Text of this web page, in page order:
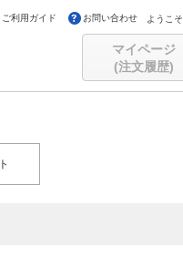
ご利用ガイド お問い合わせ ようこそ
マイページ
(注文履歴)